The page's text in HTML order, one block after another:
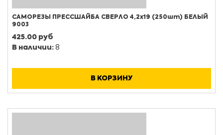
САМОРЕЗЫ ПРЕССШАЙБА СВЕРЛО 4,2х19 (250шт) БЕЛЫЙ
9003
425.00 руб
В наличии: 8
В КОРЗИНУ